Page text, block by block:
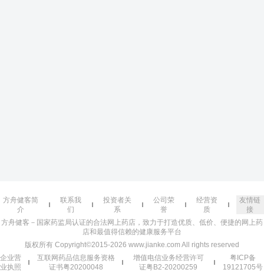
方舟健客简
介
联系我
们
投资者关
系
公司荣
誉
经营资
质
友情链
接
方舟健客－国家药监局认证的合法网上药店，致力于打造优质、低价、便捷的网上药
店和最值得信赖的健康服务平台
版权所有 Copyright©2015-2026 www.jianke.com All rights reserved
企业营
业执照
互联网药品信息服务资格
证书粤20200048
增值电信业务经营许可
证粤B2-20200259
粤ICP备
19121705号